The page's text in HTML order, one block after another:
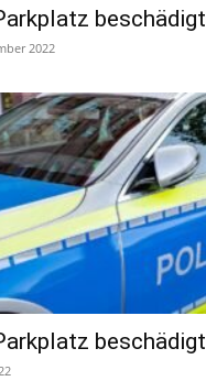
beschädigt
2022
beschädigt